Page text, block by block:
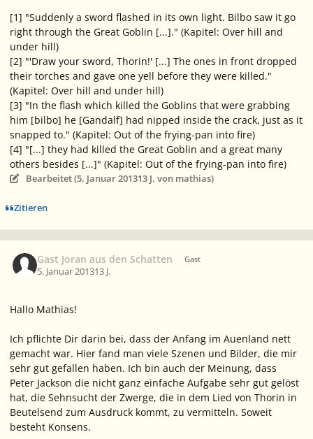
[1] "Suddenly a sword flashed in its own light. Bilbo saw it go
right through the Great Goblin [...]." (Kapitel: Over hill and
under hill)
[2] "'Draw your sword, Thorin!' [...] The ones in front dropped
their torches and gave one yell before they were killed."
(Kapitel: Over hill and under hill)
[3] "In the flash which killed the Goblins that were grabbing
him [bilbo] he [Gandalf] had nipped inside the crack, just as it
snapped to." (Kapitel: Out of the frying-pan into fire)
[4] "[...] they had killed the Great Goblin and a great many
others besides [...]" (Kapitel: Out of the frying-pan into fire)
Bearbeitet (5. Januar 201313 J. von mathias)
Zitieren
Gast Joran aus den Schatten Gast
5. Januar 201313 J.
Hallo Mathias!
Ich pflichte Dir darin bei, dass der Anfang im Auenland nett
gemacht war. Hier fand man viele Szenen und Bilder, die mir
sehr gut gefallen haben. Ich bin auch der Meinung, dass
Peter Jackson die nicht ganz einfache Aufgabe sehr gut gelöst
hat, die Sehnsucht der Zwerge, die in dem Lied von Thorin in
Beutelsend zum Ausdruck kommt, zu vermitteln. Soweit
besteht Konsens.